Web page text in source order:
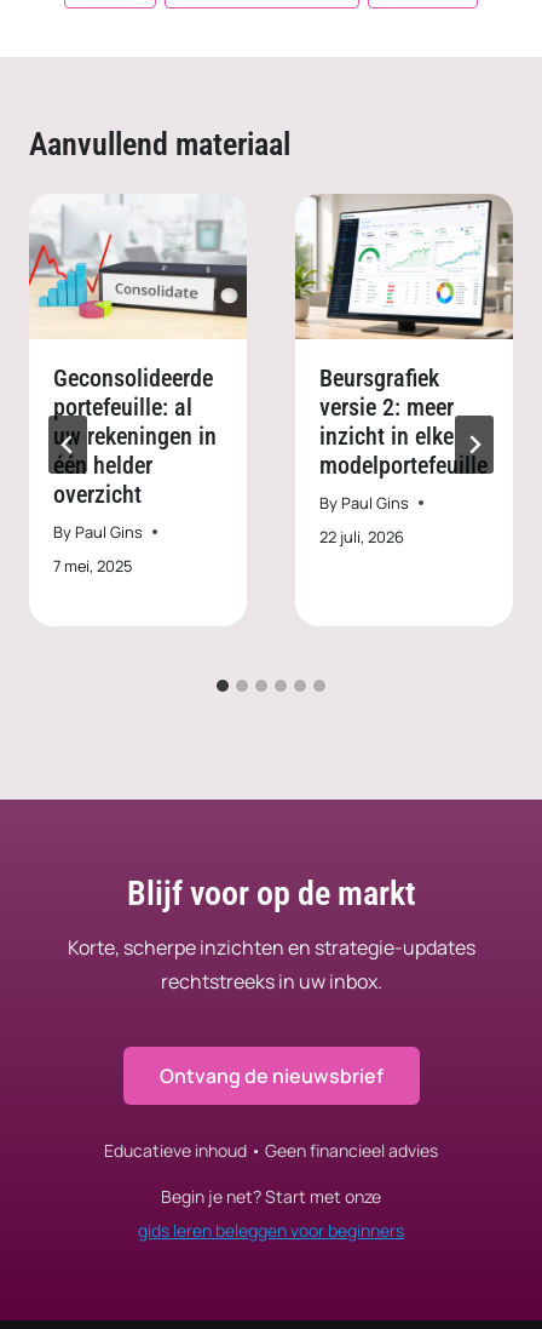
Aanvullend materiaal
Geconsolideerde
portefeuille: al
uw rekeningen in
één helder
overzicht
ByPaul Gins
7 mei, 2025
Beursgrafiek
versie 2: meer
inzicht in elke
modelportefeuille
ByPaul Gins
22 juli, 2026
Blijf voor op de markt
Korte, scherpe inzichten en strategie-updates
rechtstreeks in uw inbox.
Ontvang de nieuwsbrief
Educatieve inhoud • Geen financieel advies
Begin je net? Start met onze
gids leren beleggen voor beginners